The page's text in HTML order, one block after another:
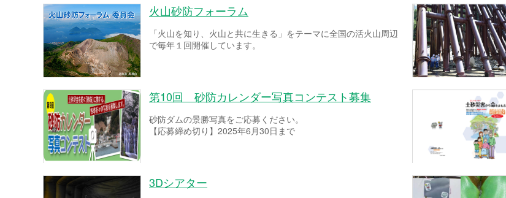
火山砂防フォーラム
「火山を知り、火山と共に生きる」をテーマに全国の活火山周辺
で毎年１回開催しています。
第10回 砂防カレンダー写真コンテスト募集
砂防ダムの景勝写真をご応募ください。
【応募締め切り】2025年6月30日まで
3Dシアター